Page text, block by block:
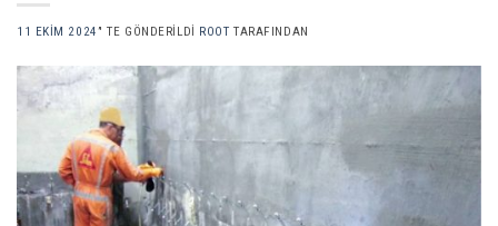
11 EKIM 2024’' TE GÖNDERILDI ROOT TARAFINDAN